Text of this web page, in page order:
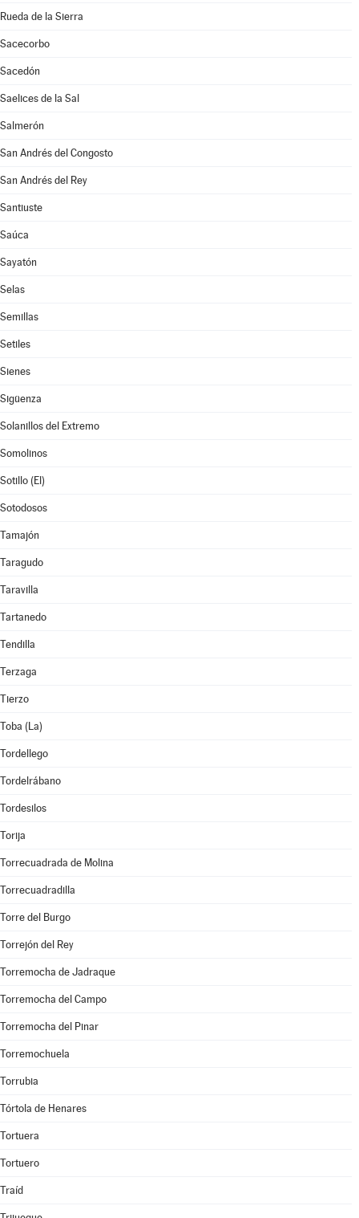
Rueda de la Sierra
Sacecorbo
Sacedón
Saelices de la Sal
Salmerón
San Andrés del Congosto
San Andrés del Rey
Santiuste
Saúca
Sayatón
Selas
Semillas
Setiles
Sienes
Sigüenza
Solanillos del Extremo
Somolinos
Sotillo (El)
Sotodosos
Tamajón
Taragudo
Taravilla
Tartanedo
Tendilla
Terzaga
Tierzo
Toba (La)
Tordellego
Tordelrábano
Tordesilos
Torija
Torrecuadrada de Molina
Torrecuadradilla
Torre del Burgo
Torrejón del Rey
Torremocha de Jadraque
Torremocha del Campo
Torremocha del Pinar
Torremochuela
Torrubia
Tórtola de Henares
Tortuera
Tortuero
Traíd